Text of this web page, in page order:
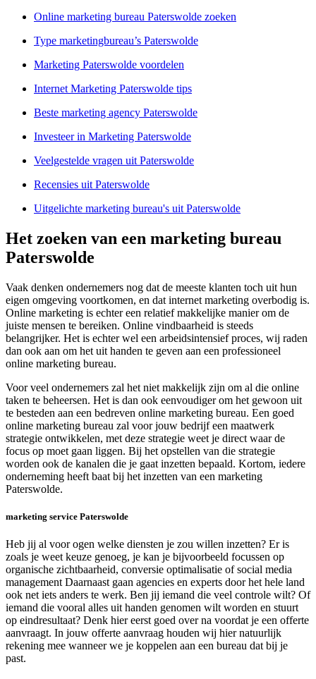
Online marketing bureau Paterswolde zoeken
Type marketingbureau’s Paterswolde
Marketing Paterswolde voordelen
Internet Marketing Paterswolde tips
Beste marketing agency Paterswolde
Investeer in Marketing Paterswolde
Veelgestelde vragen uit Paterswolde
Recensies uit Paterswolde
Uitgelichte marketing bureau's uit Paterswolde
Het zoeken van een marketing bureau
Paterswolde
Vaak denken ondernemers nog dat de meeste klanten toch uit hun
eigen omgeving voortkomen, en dat internet marketing overbodig is.
Online marketing is echter een relatief makkelijke manier om de
juiste mensen te bereiken. Online vindbaarheid is steeds
belangrijker. Het is echter wel een arbeidsintensief proces, wij raden
dan ook aan om het uit handen te geven aan een professioneel
online marketing bureau.
Voor veel ondernemers zal het niet makkelijk zijn om al die online
taken te beheersen. Het is dan ook eenvoudiger om het gewoon uit
te besteden aan een bedreven online marketing bureau. Een goed
online marketing bureau zal voor jouw bedrijf een maatwerk
strategie ontwikkelen, met deze strategie weet je direct waar de
focus op moet gaan liggen. Bij het opstellen van die strategie
worden ook de kanalen die je gaat inzetten bepaald. Kortom, iedere
onderneming heeft baat bij het inzetten van een marketing
Paterswolde.
marketing service Paterswolde
Heb jij al voor ogen welke diensten je zou willen inzetten? Er is
zoals je weet keuze genoeg, je kan je bijvoorbeeld focussen op
organische zichtbaarheid, conversie optimalisatie of social media
management Daarnaast gaan agencies en experts door het hele land
ook net iets anders te werk. Ben jij iemand die veel controle wilt? Of
iemand die vooral alles uit handen genomen wilt worden en stuurt
op eindresultaat? Denk hier eerst goed over na voordat je een offerte
aanvraagt. In jouw offerte aanvraag houden wij hier natuurlijk
rekening mee wanneer we je koppelen aan een bureau dat bij je
past.